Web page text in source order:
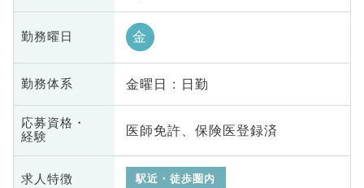
勤務曜日 金
勤務体系 金曜日 : 日勤
応募資格・
経験
医師免許、保険医登録済
求人特徴 駅近・徒歩圏内